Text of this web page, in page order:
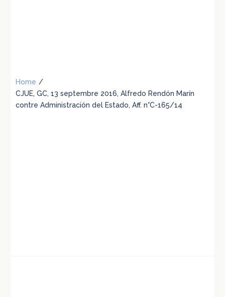
Home /
CJUE, GC, 13 septembre 2016, Alfredo Rendón Marín
contre Administración del Estado, Aff. n°C-165/14